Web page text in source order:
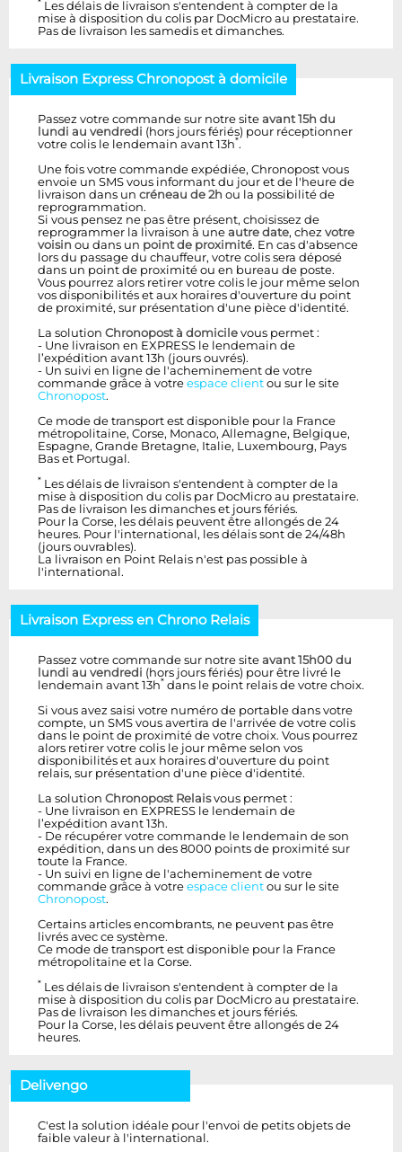
* Les délais de livraison s'entendent à compter de la
mise à disposition du colis par DocMicro au prestataire.
Pas de livraison les samedis et dimanches.
Livraison Express Chronopost à domicile
Passez votre commande sur notre site avant 15h du
lundi au vendredi (hors jours fériés) pour réceptionner
votre colis le lendemain avant 13h*.
Une fois votre commande expédiée, Chronopost vous
envoie un SMS vous informant du jour et de l'heure de
livraison dans un créneau de 2h ou la possibilité de
reprogrammation.
Si vous pensez ne pas être présent, choisissez de
reprogrammer la livraison à une autre date, chez votre
voisin ou dans un point de proximité. En cas d'absence
lors du passage du chauffeur, votre colis sera déposé
dans un point de proximité ou en bureau de poste.
Vous pourrez alors retirer votre colis le jour même selon
vos disponibilités et aux horaires d'ouverture du point
de proximité, sur présentation d'une pièce d'identité.
La solution Chronopost à domicile vous permet :
- Une livraison en EXPRESS le lendemain de
l’expédition avant 13h (jours ouvrés).
- Un suivi en ligne de l'acheminement de votre
commande grâce à votre espace client ou sur le site
Chronopost.
Ce mode de transport est disponible pour la France
métropolitaine, Corse, Monaco, Allemagne, Belgique,
Espagne, Grande Bretagne, Italie, Luxembourg, Pays
Bas et Portugal.
* Les délais de livraison s'entendent à compter de la
mise à disposition du colis par DocMicro au prestataire.
Pas de livraison les dimanches et jours fériés.
Pour la Corse, les délais peuvent être allongés de 24
heures. Pour l'international, les délais sont de 24/48h
(jours ouvrables).
La livraison en Point Relais n'est pas possible à
l'international.
Livraison Express en Chrono Relais
Passez votre commande sur notre site avant 15h00 du
lundi au vendredi (hors jours fériés) pour être livré le
lendemain avant 13h* dans le point relais de votre choix.
Si vous avez saisi votre numéro de portable dans votre
compte, un SMS vous avertira de l'arrivée de votre colis
dans le point de proximité de votre choix. Vous pourrez
alors retirer votre colis le jour même selon vos
disponibilités et aux horaires d'ouverture du point
relais, sur présentation d'une pièce d'identité.
La solution Chronopost Relaisvous permet :
- Une livraison en EXPRESS le lendemain de
l’expédition avant 13h.
- De récupérer votre commande le lendemain de son
expédition, dans un des 8000 points de proximité sur
toute la France.
- Un suivi en ligne de l'acheminement de votre
commande grâce à votre espace client ou sur le site
Chronopost.
Certains articles encombrants, ne peuvent pas être
livrés avec ce système.
Ce mode de transport est disponible pour la France
métropolitaine et la Corse.
* Les délais de livraison s'entendent à compter de la
mise à disposition du colis par DocMicro au prestataire.
Pas de livraison les dimanches et jours fériés.
Pour la Corse, les délais peuvent être allongés de 24
heures.
Delivengo
C'est la solution idéale pour l'envoi de petits objets de
faible valeur à l'international.